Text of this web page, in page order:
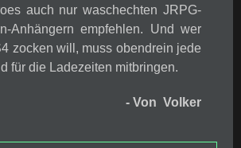
auch nur waschechten JRPG-
Anhängern empfehlen. Und wer
zocken will, muss obendrein jede
für die Ladezeiten mitbringen.
- Von Volker